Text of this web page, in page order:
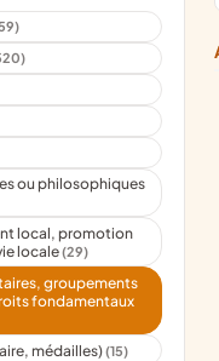
ou philosophiques
local, promotion
locale(29)
groupements
fondamentaux
médailles)(15)